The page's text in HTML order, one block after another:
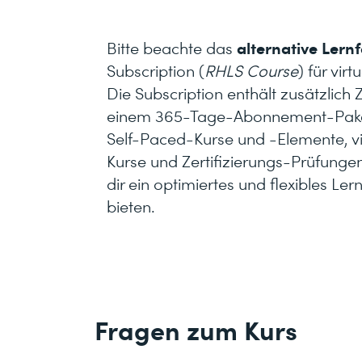
Dateien über die Eingabeaufforderung
löschen und organisieren
Hilfe in Red Hat Enterprise Linux
Probleme mithilfe von Online-
beheben
Textdateien erstellen, anzeigen und
Textdateien aus der Befehlsausgabe
bearbeiten
Linux-Dateisystemberechtigungen
KURS
Getting Started with Linux
2 Tage
1'200.–
Bitte beachte das alternative
Subscription (RHLS Course) für
Die Subscription enthält zusätzlich
einem 365-Tage-Abonnement-
Self-Paced-Kurse und -Elemente,
Kurse und Zertifizierungs-
dir ein optimiertes und flexibles
bieten.
Fragen zum Kurs